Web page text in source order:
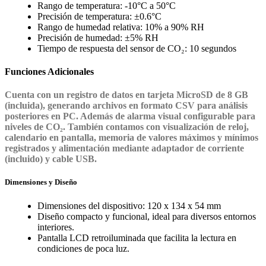
Rango de temperatura: -10°C a 50°C
Precisión de temperatura: ±0.6°C
Rango de humedad relativa: 10% a 90% RH
Precisión de humedad: ±5% RH
Tiempo de respuesta del sensor de CO₂: 10 segundos
Funciones Adicionales
Cuenta con un registro de datos en tarjeta MicroSD de 8 GB
(incluida), generando archivos en formato CSV para análisis
posteriores en PC. Además de alarma visual configurable para
niveles de CO₂. También contamos con visualización de reloj,
calendario en pantalla, memoria de valores máximos y mínimos
registrados y alimentación mediante adaptador de corriente
(incluido) y cable USB.
Dimensiones y Diseño
Dimensiones del dispositivo: 120 x 134 x 54 mm
Diseño compacto y funcional, ideal para diversos entornos
interiores.
Pantalla LCD retroiluminada que facilita la lectura en
condiciones de poca luz.